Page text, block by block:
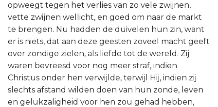
opweegt tegen het verlies van zo vele zwijnen,
vette zwijnen wellicht, en goed om naar de markt
te brengen. Nu hadden de duivelen hun zin, want
er is niets, dat aan deze geesten zoveel macht geeft
over zondige zielen, als liefde tot de wereld. Zij
waren bevreesd voor nog meer straf, indien
Christus onder hen verwijlde, terwijl Hij, indien zij
slechts afstand wilden doen van hun zonde, leven
en gelukzaligheid voor hen zou gehad hebben,